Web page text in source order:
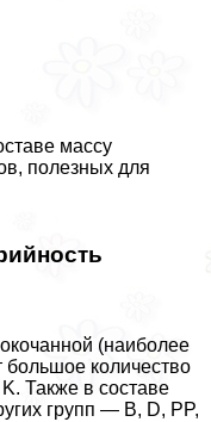
массу
полезных для
(наиболее
большое количество
Также в составе
групп — B, D, PP,